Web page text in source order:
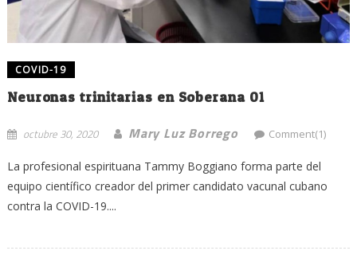
COVID-19
Neuronas trinitarias en Soberana 01
octubre 30, 2020 Mary Luz Borrego Comment(1)
La profesional espirituana Tammy Boggiano forma parte del
equipo científico creador del primer candidato vacunal cubano
contra la COVID-19....